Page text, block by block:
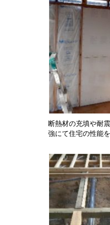
断熱材の充填や耐
強にて住宅の性能